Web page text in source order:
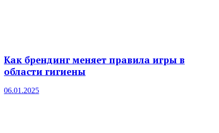
Как брендинг меняет правила игры в
области гигиены
06.01.2025